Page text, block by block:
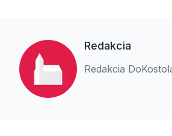
Redakcia
Redakcia